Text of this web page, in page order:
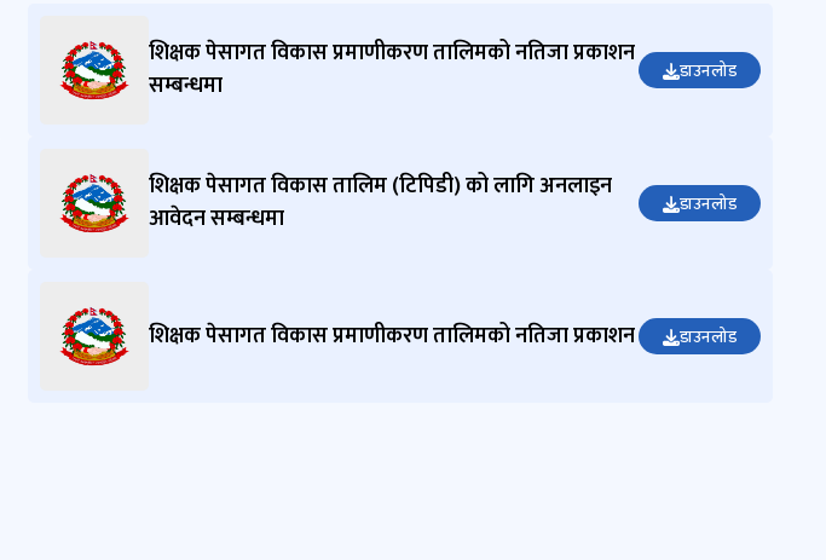
शिक्षक पेसागत विकास प्रमाणीकरण तालिमको नतिजा प्रकाशन
सम्बन्धमा
डाउनलोड
शिक्षक पेसागत विकास तालिम (टिपिडी) को लागि अनलाइन
आवेदन सम्बन्धमा
डाउनलोड
शिक्षक पेसागत विकास प्रमाणीकरण तालिमको नतिजा प्रकाशन डाउनलोड